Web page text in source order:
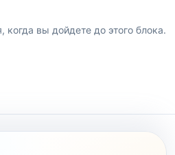
когда вы дойдете до этого блока.